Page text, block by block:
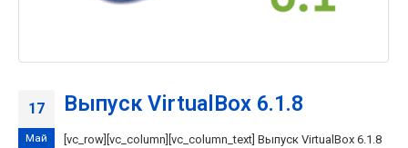
17
Май
Выпуск VirtualBox 6.1.8
[vc_row][vc_column][vc_column_text] Выпуск VirtualBox 6.1.8